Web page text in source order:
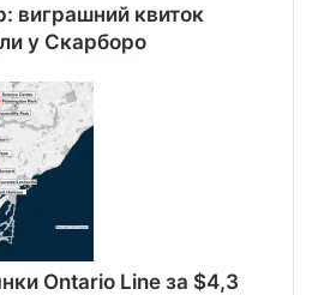
виграшний квиток
у Скарборо
Ontario Line за $4,3